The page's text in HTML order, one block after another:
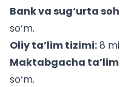
Bank va sug‘urta
so‘m.
Oliy ta’lim tizimi:8
Maktabgacha
so‘m.